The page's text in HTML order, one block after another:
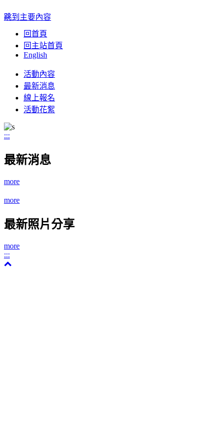
跳到主要內容
:::
回首頁
回主站首頁
English
Toggle
navigation
活動內容
最新消息
線上報名
活動花絮
:::
最新消息
more
more
最新照片分享
more
:::